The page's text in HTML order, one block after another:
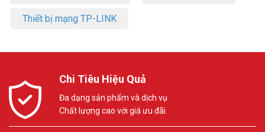
Thiết bị mạng TP-LINK
Chi Tiêu Hiệu Quả
Đa dạng sản phẩm và dịch vụ
Chất lượng cao với giá ưu đãi